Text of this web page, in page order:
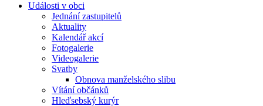
Události v obci
Jednání zastupitelů
Aktuality
Kalendář akcí
Fotogalerie
Videogalerie
Svatby
Obnova manželského slibu
Vítání občánků
Hleďsebský kurýr